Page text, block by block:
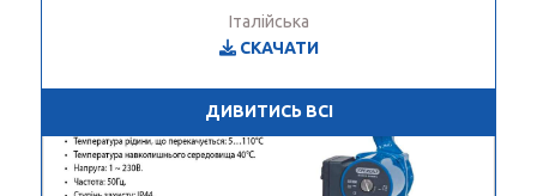
Італійська
СКАЧАТИ
ДИВИТИСЬ ВСІ